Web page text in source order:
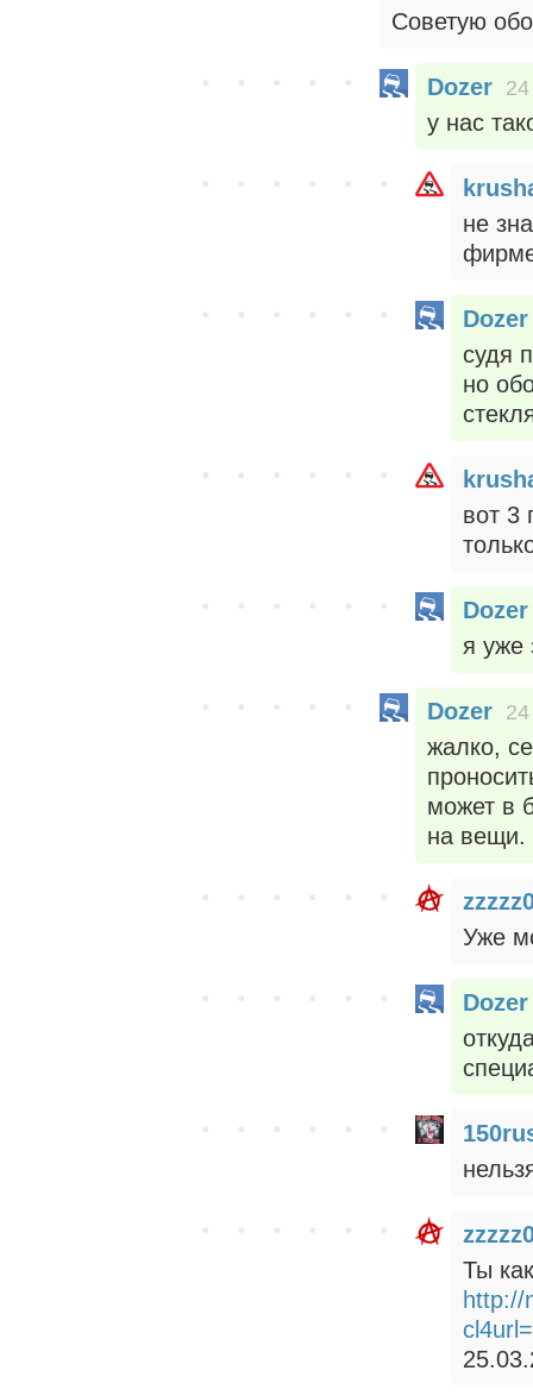
Советую
Dozer
у нас
не
Dozer
судя
но
вот 3
Dozer
я уже
Dozer
жалко,
может в
на вещи.
Уже
Dozer
Ты
http://